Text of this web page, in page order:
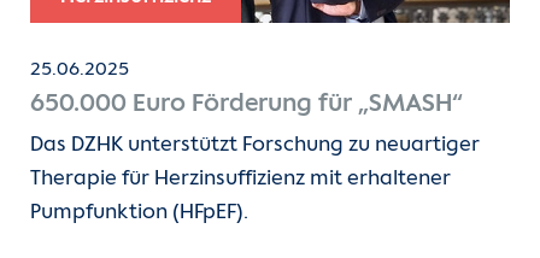
25.06.2025
650.000 Euro Förderung für „SMASH“
Das DZHK unterstützt Forschung zu neuartiger
Therapie für Herzinsuffizienz mit erhaltener
Pumpfunktion (HFpEF).